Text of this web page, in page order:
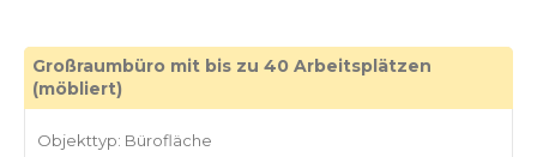
Großraumbüro mit bis zu 40 Arbeitsplätzen
(möbliert)
Objekttyp: Bürofläche